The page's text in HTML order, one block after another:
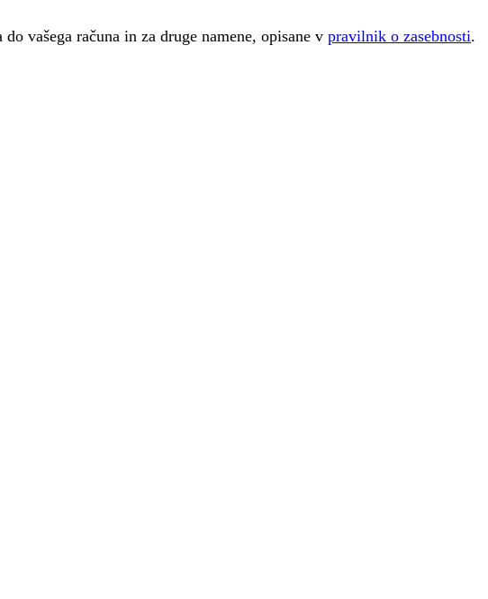
vašega računa in za druge namene, opisane v pravilnik o zasebnosti.